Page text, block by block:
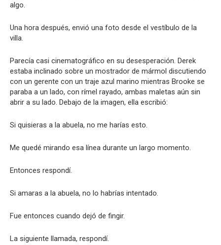
algo.
Una hora después, envió una foto desde el vestíbulo de la
villa.
Parecía casi cinematográfico en su desesperación. Derek
estaba inclinado sobre un mostrador de mármol discutiendo
con un gerente con un traje azul marino mientras Brooke se
paraba a un lado, con rímel rayado, ambas maletas aún sin
abrir a su lado. Debajo de la imagen, ella escribió:
Si quisieras a la abuela, no me harías esto.
Me quedé mirando esa línea durante un largo momento.
Entonces respondí.
Si amaras a la abuela, no lo habrías intentado.
Fue entonces cuando dejó de fingir.
La siguiente llamada, respondí.